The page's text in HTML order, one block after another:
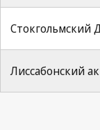
Стокгольмский
Лиссабонский